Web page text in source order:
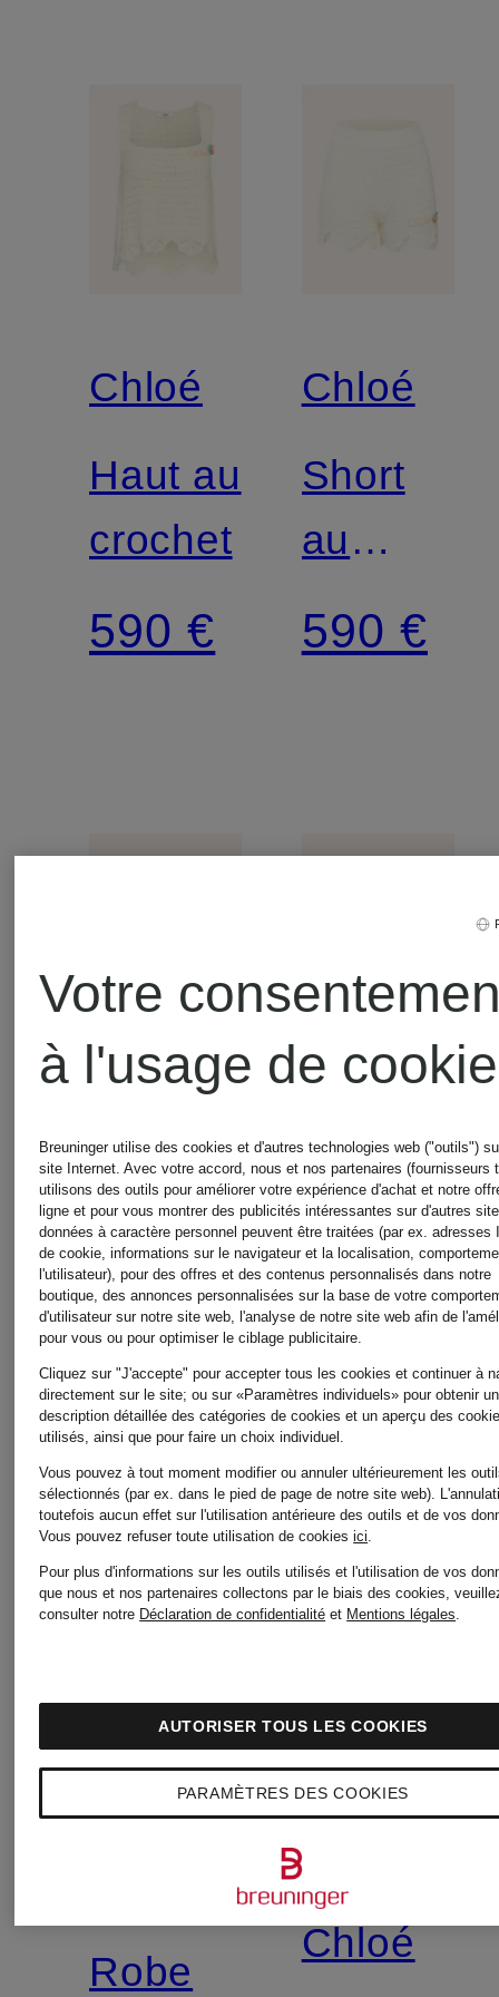
Chloé
Haut au
crochet
590 €
Chloé
Short
au
crochet
590 €
Chloé
Chaussures
compensées
vernies
SWIMMING
COOL
590 €
Chloé
Sac à
main
MARCIE
1 750 €
Robe
Chloé
Votre
à l'usage de
Breuninger utilise des cookies et d'autres technologies web ("outils")
site Internet. Avec votre accord, nous et nos partenaires (fournisseurs
utilisons des outils pour améliorer votre expérience d'achat et notre
ligne et pour vous montrer des publicités intéressantes sur d'autres
données à caractère personnel peuvent être traitées (par ex. adresses
de cookie, informations sur le navigateur et la localisation,
l'utilisateur), pour des offres et des contenus personnalisés dans notre
boutique, des annonces personnalisées sur la base de votre
d'utilisateur sur notre site web, l'analyse de notre site web afin de
pour vous ou pour optimiser le ciblage publicitaire.
Cliquez sur "J'accepte" pour accepter tous les cookies et continuer à
directement sur le site; ou sur «Paramètres individuels» pour obtenir
description détaillée des catégories de cookies et un aperçu des
utilisés, ainsi que pour faire un choix individuel.
Vous pouvez à tout moment modifier ou annuler ultérieurement les
sélectionnés (par ex. dans le pied de page de notre site web).
toutefois aucun effet sur l'utilisation antérieure des outils et de vos
Vous pouvez refuser toute utilisation de cookiesici.
Pour plus d'informations sur les outils utilisés et l'utilisation de vos
que nous et nos partenaires collectons par le biais des cookies,
consulter notre Déclaration de confidentialité et Mentions légales.
PARAMÈTRES DES COOKIES
AUTORISER TOUS LES COOKIES